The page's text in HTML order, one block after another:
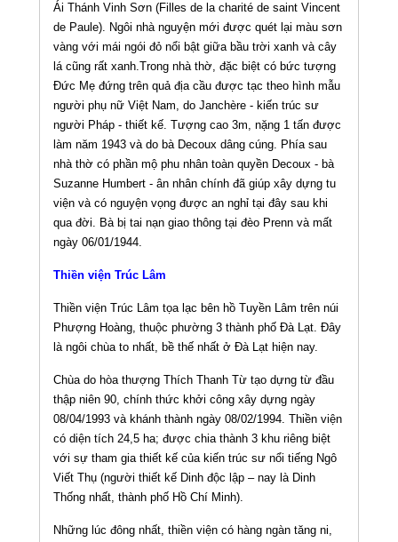
Ái Thánh Vinh Sơn (Filles de la charité de saint Vincent
de Paule). Ngôi nhà nguyện mới được quét lại màu sơn
vàng với mái ngói đỏ nổi bật giữa bầu trời xanh và cây
lá cũng rất xanh.Trong nhà thờ, đặc biệt có bức tượng
Đức Mẹ đứng trên quả địa cầu được tạc theo hình mẫu
người phụ nữ Việt Nam, do Janchère - kiến trúc sư
người Pháp - thiết kế. Tượng cao 3m, nặng 1 tấn được
làm năm 1943 và do bà Decoux dâng cúng. Phía sau
nhà thờ có phần mộ phu nhân toàn quyền Decoux - bà
Suzanne Humbert - ân nhân chính đã giúp xây dựng tu
viện và có nguyện vọng được an nghỉ tại đây sau khi
qua đời. Bà bị tai nạn giao thông tại đèo Prenn và mất
ngày 06/01/1944.
Thiền viện Trúc Lâm
Thiền viện Trúc Lâm tọa lạc bên hồ Tuyền Lâm trên núi
Phượng Hoàng, thuộc phường 3 thành phố Ðà Lạt. Ðây
là ngôi chùa to nhất, bề thế nhất ở Ðà Lạt hiện nay.
Chùa do hòa thượng Thích Thanh Từ tạo dựng từ đầu
thập niên 90, chính thức khởi công xây dựng ngày
08/04/1993 và khánh thành ngày 08/02/1994. Thiền viện
có diện tích 24,5 ha; được chia thành 3 khu riêng biệt
với sự tham gia thiết kế của kiến trúc sư nổi tiếng Ngô
Viết Thụ (người thiết kế Dinh độc lập – nay là Dinh
Thống nhất, thành phố Hồ Chí Minh).
Những lúc đông nhất, thiền viện có hàng ngàn tăng ni,